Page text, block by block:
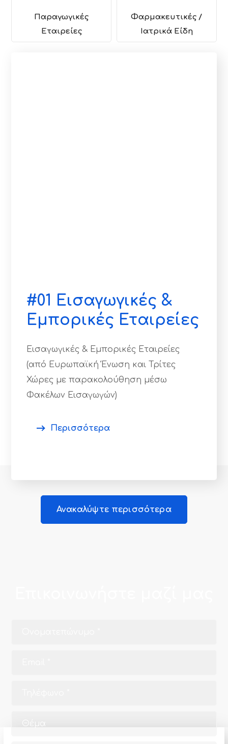
Παραγωγικές
Εταιρείες
Φαρμακευτικές /
Ιατρικά Είδη
#01 Εισαγωγικές &
Εμπορικές Εταιρείες
Εισαγωγικές & Εμπορικές Εταιρείες
(από Ευρωπαϊκή Ένωση και Τρίτες
Χώρες με παρακολούθηση μέσω
Φακέλων Εισαγωγών)
Περισσότερα
Ανακαλύψτε περισσότερα